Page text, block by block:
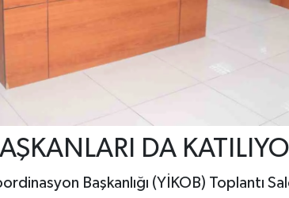
DA
Başkanlığı (YİKOB) Toplantı